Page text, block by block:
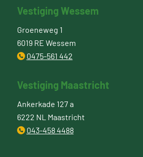
Vestiging Wessem
Groeneweg 1
6019 RE Wessem
0475-561 442
Vestiging Maastricht
Ankerkade 127 a
6222 NL Maastricht
043-458 4488